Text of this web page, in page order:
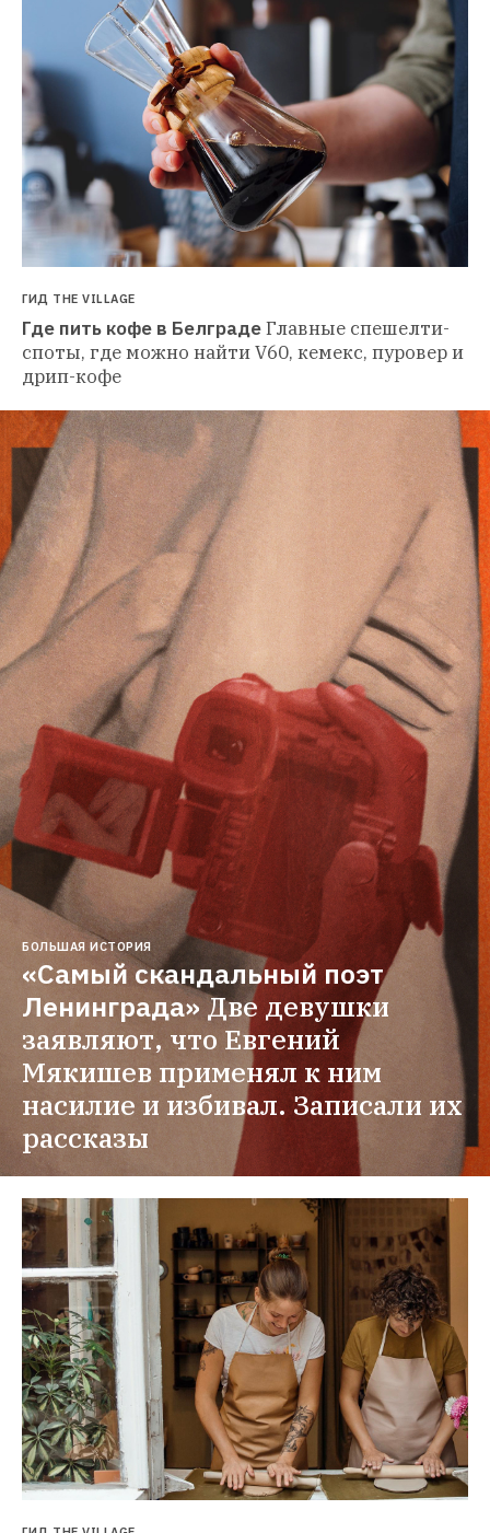
ГИД THE VILLAGE
Где пить кофе в БелградеГлавные спешелти-
споты, где можно найти V60, кемекс, пуровер и
дрип-кофе
БОЛЬШАЯ ИСТОРИЯ
«Самый скандальный поэт
Ленинграда»Две девушки
заявляют, что Евгений
Мякишев применял к ним
насилие и избивал. Записали их
рассказы